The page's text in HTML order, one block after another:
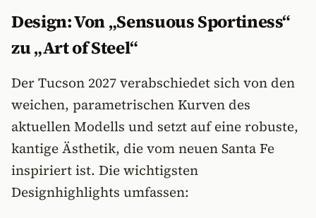
Design: Von „Sensuous Sportiness“
zu „Art of Steel“
Der Tucson 2027 verabschiedet sich von den
weichen, parametrischen Kurven des
aktuellen Modells und setzt auf eine robuste,
kantige Ästhetik, die vom neuen Santa Fe
inspiriert ist. Die wichtigsten
Designhighlights umfassen: